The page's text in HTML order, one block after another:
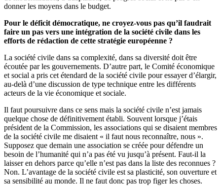
donner les moyens dans le budget.
Pour le déficit démocratique, ne croyez-vous pas qu’il faudrait
faire un pas vers une intégration de la société civile dans les
efforts de rédaction de cette stratégie européenne ?
La société civile dans sa complexité, dans sa diversité doit être
écoutée par les gouvernements. D’autre part, le Comité économique
et social a pris cet étendard de la société civile pour essayer d’élargir,
au-delà d’une discussion de type technique entre les différents
acteurs de la vie économique et sociale.
Il faut poursuivre dans ce sens mais la société civile n’est jamais
quelque chose de définitivement établi. Souvent lorsque j’étais
président de la Commission, les associations qui se disaient membres
de la société civile me disaient « il faut nous reconnaître, nous ».
Supposez que demain une association se créée pour défendre un
besoin de l’humanité qui n’a pas été vu jusqu’à présent. Faut-il la
laisser en dehors parce qu’elle n’est pas dans la liste des reconnues ?
Non. L’avantage de la société civile est sa plasticité, son ouverture et
sa sensibilité au monde. Il ne faut donc pas trop figer les choses.